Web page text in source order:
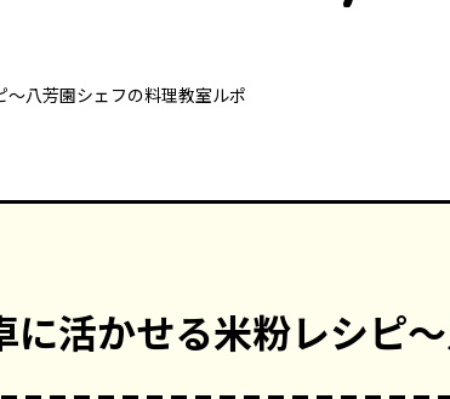
八芳園シェフの料理教室ルポ
に活かせる米粉レシピ